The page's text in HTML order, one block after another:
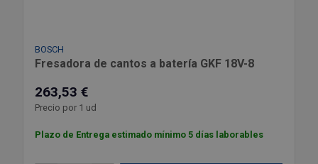
BOSCH
Fresadora de cantos a batería GKF 18V-8
263,53 €
Precio por 1 ud
Plazo de Entrega estimado mínimo 5 días laborables